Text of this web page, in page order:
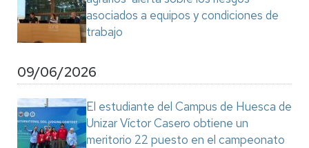
asociados a equipos y condiciones de
trabajo
09/06/2026
El estudiante del Campus de Huesca de
Unizar Víctor Casero obtiene un
meritorio 22 puesto en el campeonato